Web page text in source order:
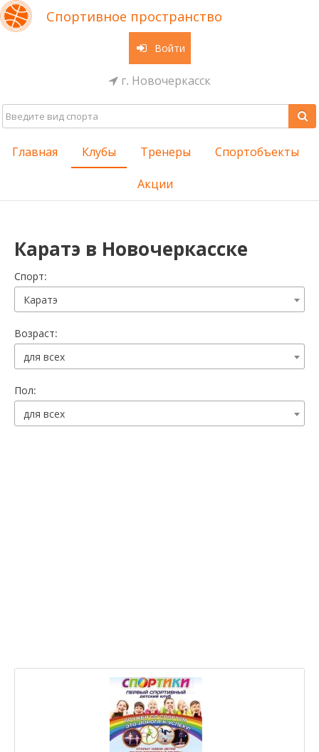
Спортивное пространство
Войти
г. Новочеркасск
Главная Клубы Тренеры Спортобъекты
Акции
Каратэ в Новочеркасске
Cпорт:
Каратэ
Возраст:
для всех
Пол:
для всех